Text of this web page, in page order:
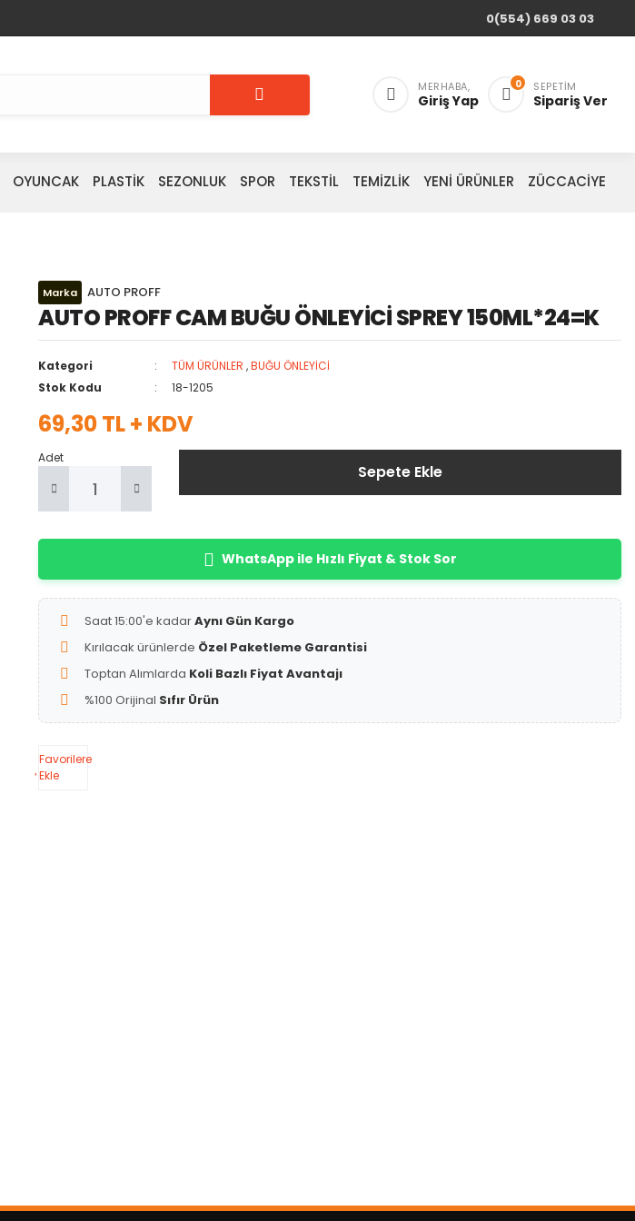
0(554) 669 03 03
MERHABA,
Giriş Yap
0 SEPETIM
Sipariş Ver
OYUNCAK PLASTİK SEZONLUK SPOR TEKSTİL TEMİZLİK YENİ ÜRÜNLER ZÜCCACİYE
Marka AUTO PROFF
AUTO PROFF CAM BUĞU ÖNLEYİCİ SPREY 150ML*24=K
Kategori TÜM ÜRÜNLER ,BUĞU ÖNLEYİCİ
Stok Kodu
18-1205
69,30 TL + KDV
Adet
Sepete Ekle
WhatsApp ile Hızlı Fiyat & Stok Sor
Saat 15:00'e kadarAynı Gün Kargo
Kırılacak ürünlerde Özel Paketleme Garantisi
Toptan Alımlarda Koli Bazlı Fiyat Avantajı
%100 Orijinal Sıfır Ürün
Favorilere
Ekle